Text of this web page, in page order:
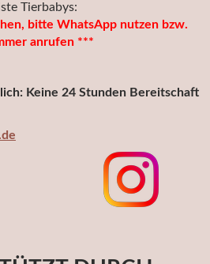
Tierbabys:
bitte WhatsApp nutzen bzw.
anrufen ***
Keine 24 Stunden Bereitschaft